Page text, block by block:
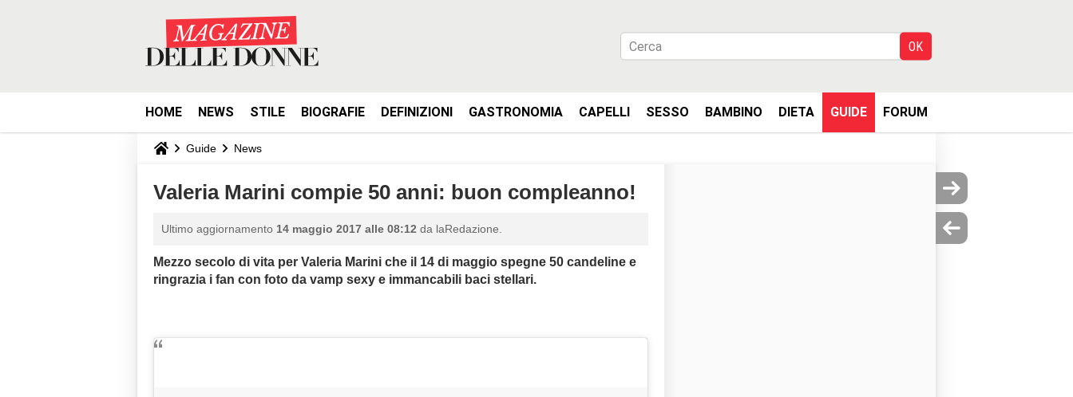
HOME NEWS STILE BIOGRAFIE DEFINIZIONI GASTRONOMIA CAPELLI SESSO BAMBINO DIETA GUIDE FORUM
Guide News
Valeria Marini compie 50 anni: buon compleanno!
Ultimo aggiornamento 14 maggio 2017 alle 08:12 da laRedazione.
Mezzo secolo di vita per Valeria Marini che il 14 di maggio spegne 50 candeline e
ringrazia i fan con foto da vamp sexy e immancabili baci stellari.